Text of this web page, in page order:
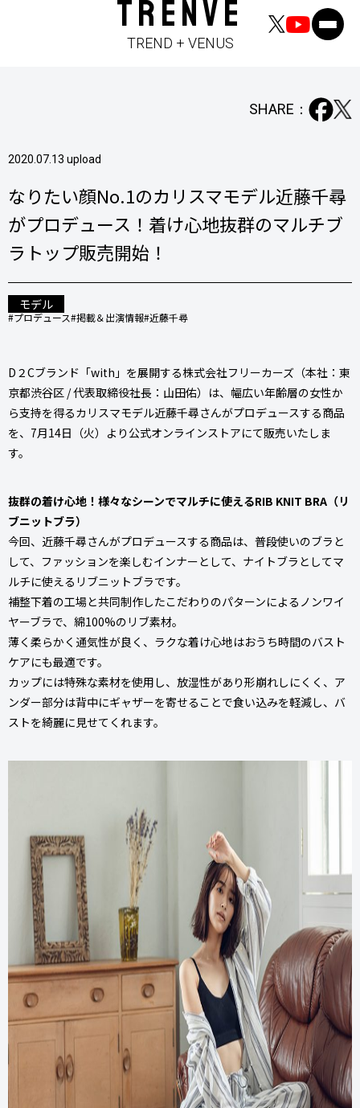
TRENVE
TREND + VENUS
2020.07.13 upload
SHARE：
なりたい顔No.1のカリスマモデル近藤千尋
がプロデュース！着け心地抜群のマルチブ
ラトップ販売開始！
モデル
#プロデュース#掲載＆出演情報#近藤千尋
D２Cブランド「with」を展開する株式会社フリーカーズ（本社：東
京都渋谷区 / 代表取締役社長：山田佑）は、幅広い年齢層の女性か
ら支持を得るカリスマモデル近藤千尋さんがプロデュースする商品
を、7月14日（火）より公式オンラインストアにて販売いたしま
す。
抜群の着け心地！様々なシーンでマルチに使えるRIB KNIT BRA（リ
ブニットブラ）
今回、近藤千尋さんがプロデュースする商品は、普段使いのブラと
して、ファッションを楽しむインナーとして、ナイトブラとしてマ
ルチに使えるリブニットブラです。
補整下着の工場と共同制作したこだわりのパターンによるノンワイ
ヤーブラで、綿100%のリブ素材。
薄く柔らかく通気性が良く、ラクな着け心地はおうち時間のバスト
ケアにも最適です。
カップには特殊な素材を使用し、放湿性があり形崩れしにくく、ア
ンダー部分は背中にギャザーを寄せることで食い込みを軽減し、バ
ストを綺麗に見せてくれます。